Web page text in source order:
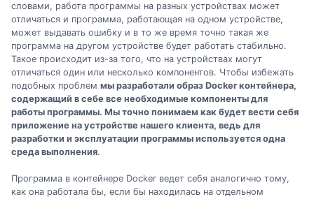
словами, работа программы на разных устройствах может
отличаться и программа, работающая на одном устройстве,
может выдавать ошибку и в то же время точно такая же
программа на другом устройстве будет работать стабильно.
Такое происходит из-за того, что на устройствах могут
отличаться один или несколько компонентов. Чтобы избежать
подобных проблем мы разработали образ Docker контейнера,
содержащий в себе все необходимые компоненты для
работы программы. Мы точно понимаем как будет вести себя
приложение на устройстве нашего клиента, ведь для
разработки и эксплуатации программы используется одна
среда выполнения.
Программа в контейнере Docker ведет себя аналогично тому,
как она работала бы, если бы находилась на отдельном